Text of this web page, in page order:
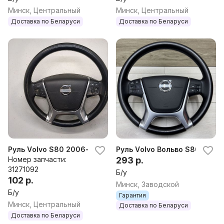
Минск, Центральный
Доставка по Беларуси
Минск, Центральный
Доставка по Беларуси
Руль Volvo S80 2006-2016
Номер запчасти:
31271092
102 р.
Б/у
Минск, Центральный
Доставка по Беларуси
Руль Volvo Вольво S80
293 р.
Б/у
Минск, Заводской
Гарантия
Доставка по Беларуси